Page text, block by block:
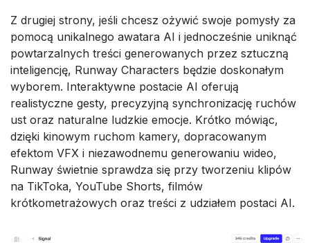
Z drugiej strony, jeśli chcesz ożywić swoje pomysły za
pomocą unikalnego awatara AI i jednocześnie uniknąć
powtarzalnych treści generowanych przez sztuczną
inteligencję, Runway Characters będzie doskonałym
wyborem. Interaktywne postacie AI oferują
realistyczne gesty, precyzyjną synchronizację ruchów
ust oraz naturalne ludzkie emocje. Krótko mówiąc,
dzięki kinowym ruchom kamery, dopracowanym
efektom VFX i niezawodnemu generowaniu wideo,
Runway świetnie sprawdza się przy tworzeniu klipów
na TikToka, YouTube Shorts, filmów
krótkometrażowych oraz treści z udziałem postaci AI.